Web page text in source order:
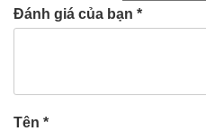
Đánh giá của bạn *
Tên *